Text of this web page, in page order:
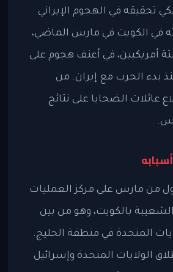
تحقيقه في الهجوم الإيراني
في الكويت في مارس الماضي،
أمريكيين، في أعنف هجوم على
بدء الحرب مع إيران. من
عائلات الضحايا على نتائج
من مارس على مركز العمليات
الشعيبة بالكويت، وهو من بين
المتحدة في منطقة الخليج.
الولايات المتحدة وإسرائيل